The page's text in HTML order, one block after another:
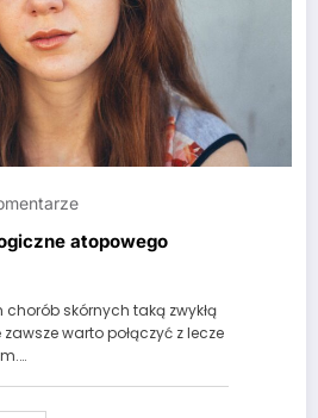
atopowego
skórnych taką zwykłą
warto połączyć z lecze